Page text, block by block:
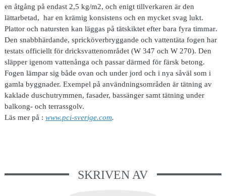
en åtgång på endast 2,5 kg/m2, och enigt tillverkaren är den
lättarbetad, har en krämig konsistens och en mycket svag lukt.
Plattor och natursten kan läggas på tätskiktet efter bara fyra timmar.
Den snabbhärdande, spricköverbryggande och vattentäta fogen har
testats officiellt för dricksvattenområdet (W 347 och W 270). Den
släpper igenom vattenånga och passar därmed för färsk betong.
Fogen lämpar sig både ovan och under jord och i nya såväl som i
gamla byggnader. Exempel på användningsområden är tätning av
kaklade duschutrymmen, fasader, bassänger samt tätning under
balkong- och terrassgolv.
Läs mer på : www.pci-sverige.com.
SKRIVEN AV